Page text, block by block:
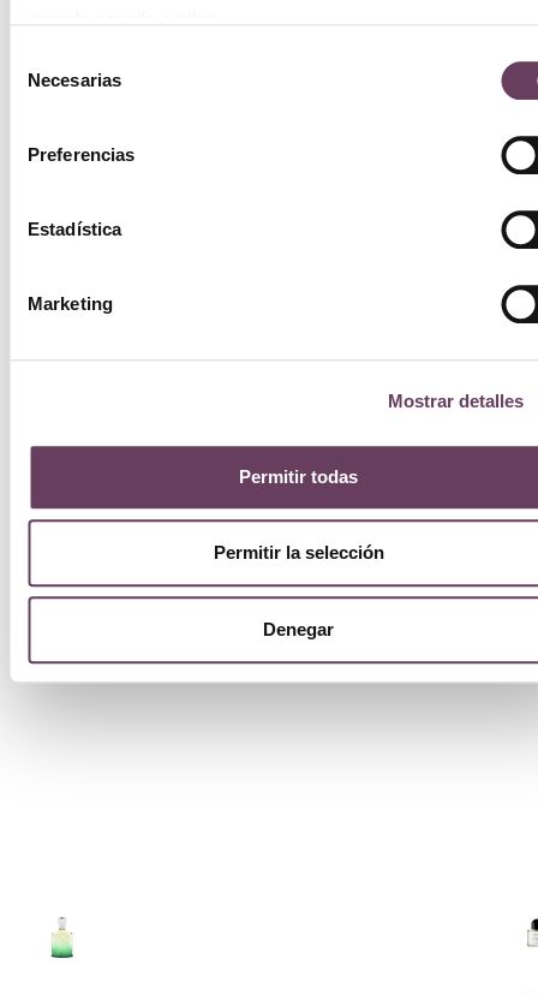
Necesarias
Preferencias
Estadística
Marketing
Mostrar detalles
Permitir todas
Permitir la selección
Denegar